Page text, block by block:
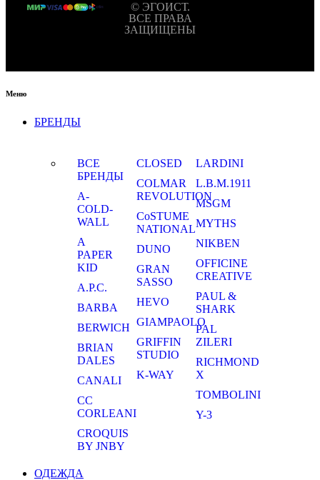
© ЭГОИСТ.
ВСЕ ПРАВА
ЗАЩИЩЕНЫ
Меню
БРЕНДЫ
ВСЕ
БРЕНДЫ
A-
COLD-
WALL
A
PAPER
KID
A.P.C.
BARBA
BERWICH
BRIAN
DALES
CANALI
CC
CORLEANI
CROQUIS
BY JNBY
CLOSED
COLMAR
REVOLUTION
CoSTUME
NATIONAL
DUNO
GRAN
SASSO
HEVO
GIAMPAOLO
GRIFFIN
STUDIO
K-WAY
LARDINI
L.B.M.1911
MSGM
MYTHS
NIKBEN
OFFICINE
CREATIVE
PAUL &
SHARK
PAL
ZILERI
RICHMOND
X
TOMBOLINI
Y-3
ОДЕЖДА